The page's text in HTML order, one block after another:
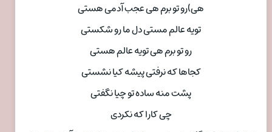
هی)رو تو برم هی عجب آدمی هستی
تویه عالم مستی دل ما رو شکستی
رو تو برم هی تویه عالم هستی
کجاها که نرفتی پیشه کیا نشستی
پشت منه ساده تو چیا نگفتی
چی کارا که نکردی